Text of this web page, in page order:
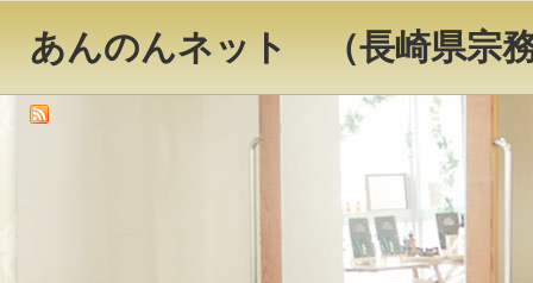
あんのんネット （長崎県宗